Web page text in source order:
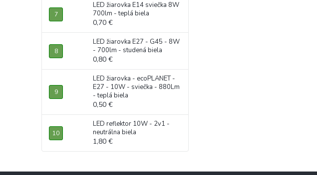
LED žiarovka E14 sviečka 8W
700lm - teplá biela
0,70 €
LED žiarovka E27 - G45 - 8W
- 700lm - studená biela
0,80 €
LED žiarovka - ecoPLANET -
E27 - 10W - sviečka - 880Lm
- teplá biela
0,50 €
LED reflektor 10W - 2v1 -
neutrálna biela
1,80 €